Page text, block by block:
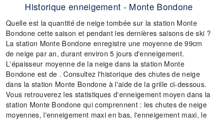
Historique enneigement - Monte Bondone
Quelle est la quantité de neige tombée sur la station Monte
Bondone cette saison et pendant les dernières saisons de ski ?
La station Monte Bondone enregistre une moyenne de 99cm
de neige par an, durant environ 5 jours d'enneigement.
L'épaisseur moyenne de la neige dans la station Monte
Bondone est de . Consultez l'historique des chutes de neige
dans la station Monte Bondone à l'aide de la grille ci-dessous.
Vous retrouverez les statistiques d'enneigement moyen dans la
station Monte Bondone qui comprennent : les chutes de neige
moyennes, l'enneigement maxi en bas, l'enneigement maxi, le